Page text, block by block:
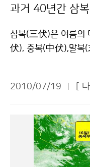
과거 40년간 삼
삼복(三伏)은 여름의
伏), 중복(中伏),말복(
째 경일, 말복은 입추
따라서 중복과 말복
복(越伏)이라고 한
에 주로 나타나며,
년간 삼복일의 최고
2010/07/19 [